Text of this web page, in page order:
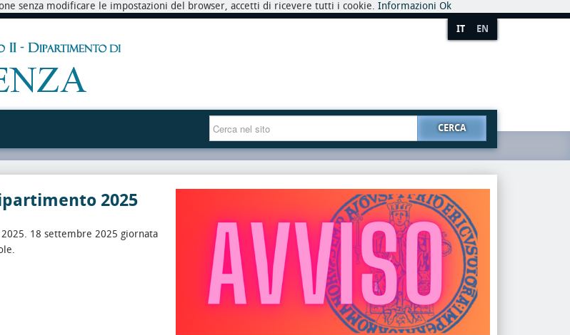
senza modificare le impostazioni del browser, accetti di ricevere tutti i cookie. Informazioni Ok
IT EN
CERCA
2025
18 settembre 2025 giornata